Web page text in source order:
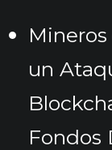
un
Fondos